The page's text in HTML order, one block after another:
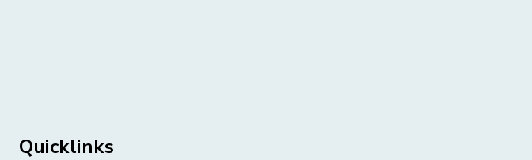
Quicklinks